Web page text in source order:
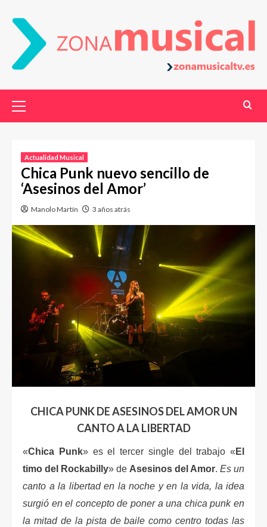
Actualidad Musical
Chica Punk nuevo sencillo de
‘Asesinos del Amor’
Manolo Martín 3 años atrás
CHICA PUNK DE ASESINOS DEL AMOR UN
CANTO A LA LIBERTAD
«Chica Punk» es el tercer single del trabajo « El
timo del Rockabilly» de Asesinos del Amor. Es un
canto a la libertad en la noche y en la vida, la idea
surgió en el concepto de poner a una chica punk en
la mitad de la pista de baile como centro todas las